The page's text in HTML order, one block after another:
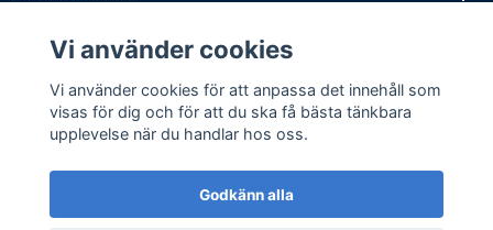
Sociala medier
Vi använder cookies
Vi använder cookies för att anpassa det innehåll som
visas för dig och för att du ska få bästa tänkbara
upplevelse när du handlar hos oss.
Godkänn alla